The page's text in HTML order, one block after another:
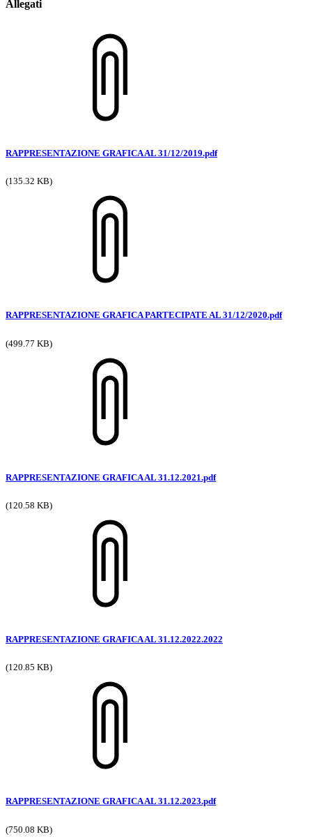
Allegati
RAPPRESENTAZIONE GRAFICA AL 31/12/2019.pdf
(135.32 KB)
RAPPRESENTAZIONE GRAFICA PARTECIPATE AL 31/12/2020.pdf
(499.77 KB)
RAPPRESENTAZIONE GRAFICA AL 31.12.2021.pdf
(120.58 KB)
RAPPRESENTAZIONE GRAFICA AL 31.12.2022.2022
(120.85 KB)
RAPPRESENTAZIONE GRAFICA AL 31.12.2023.pdf
(750.08 KB)